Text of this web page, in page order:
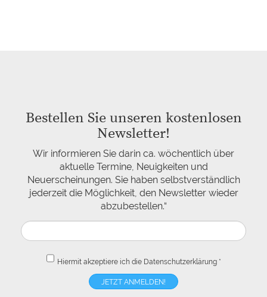
Bestellen Sie unseren kostenlosen
Newsletter!
Wir informieren Sie darin ca. wöchentlich über
aktuelle Termine, Neuigkeiten und
Neuerscheinungen. Sie haben selbstverständlich
jederzeit die Möglichkeit, den Newsletter wieder
abzubestellen.“
Hiermit akzeptiere ich die Datenschutzerklärung*